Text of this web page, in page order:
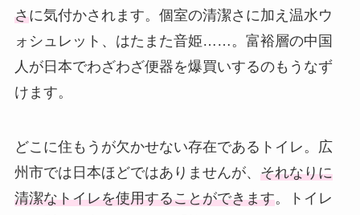
さに気付かされます。個室の清潔さに加え温水ウ
ォシュレット、はたまた音姫……。富裕層の中国
人が日本でわざわざ便器を爆買いするのもうなず
けます。
どこに住もうが欠かせない存在であるトイレ。広
州市では日本ほどではありませんが、 それなりに
清潔なトイレを使用することができます。トイレ